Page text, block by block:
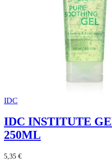
IDC
IDC INSTITUTE
250ML
5,35 €